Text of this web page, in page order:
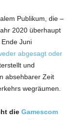
Publikum, die –
2020 überhaupt
Ende Juni
abgesagt oder
und
absehbarer Zeit
wegräumen.
die Gamescom